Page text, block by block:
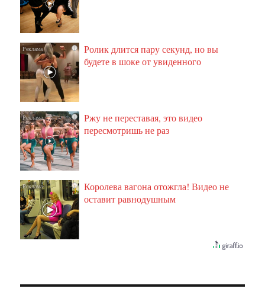
i
Ролик длится пару секунд, но вы
будете в шоке от увиденного
i
Ржу не переставая, это видео
пересмотришь не раз
i
Королева вагона отожгла! Видео не
оставит равнодушным